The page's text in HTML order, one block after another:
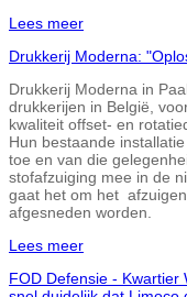
Lees meer
Drukkerij Moderna:
Drukkerij Moderna in
drukkerijen in België,
kwaliteit offset- en
Hun bestaande
toe en van die
stofafzuiging mee in de
gaat het om het
afgesneden worden.
Lees meer
FOD Defensie -